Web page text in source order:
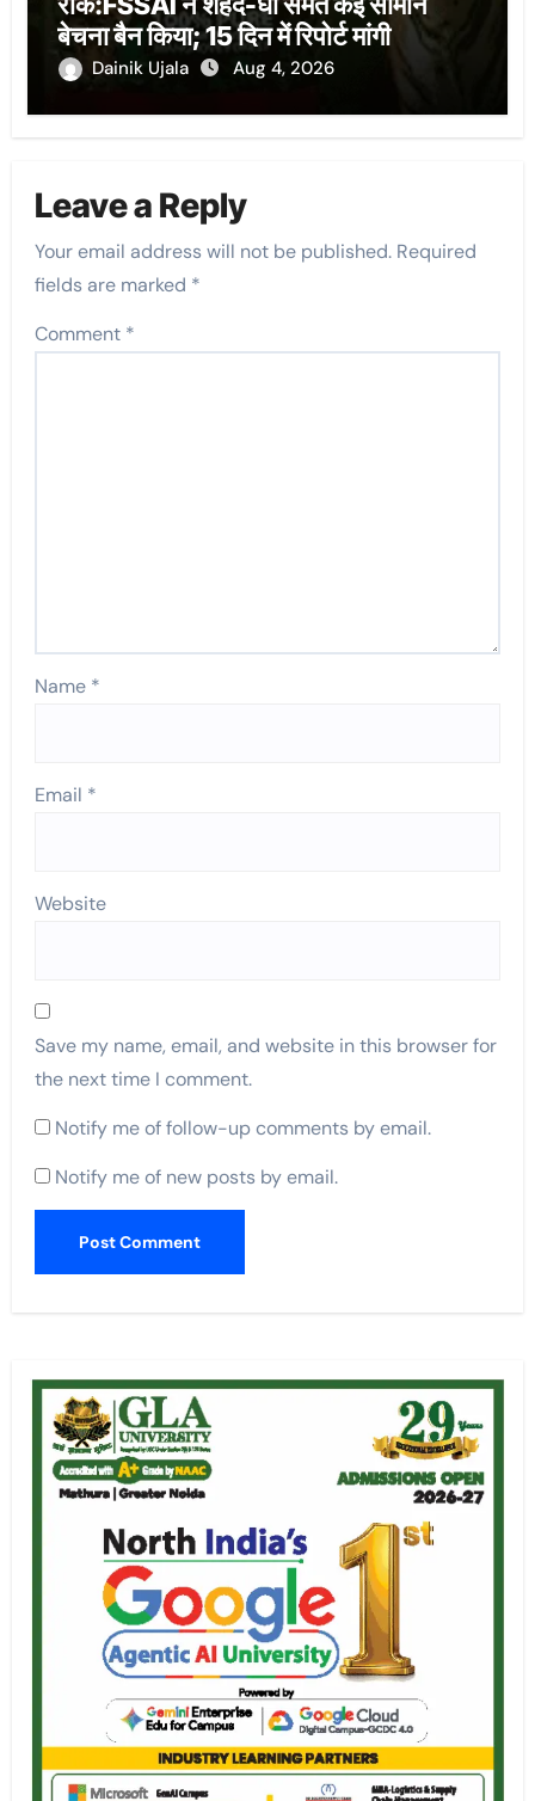
बेचना बैन किया; 15 दिन में रिपोर्ट मांगी
Dainik Ujala Aug 4, 2026
Leave a Reply
Your email address will not be published. Required
fields are marked *
Comment *
Name *
Email *
Website
Save my name, email, and website in this browser for
the next time I comment.
Notify me of follow-up comments by email.
Notify me of new posts by email.